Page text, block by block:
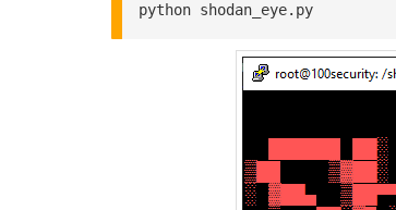
python shodan_eye.py